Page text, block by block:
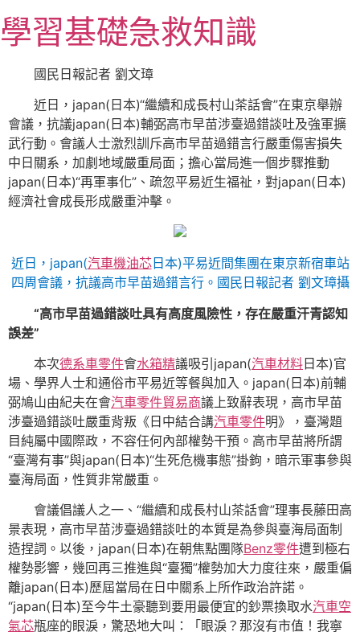
至
主
學習基礎急救知識
國民日報記者 劉文璋
近日，japan(日本)“繼續和成長村山茶話會”在東京舉辦
會議，抗議japan(日本)輔弼高市早苗涉臺過錯談吐及強軍擴
武行動。會議人士激烈訓斥高市早苗過錯言行嚴重傷害損失
中日關系，加劇地域嚴重局面；擔心當局進一個步驟推動
japan(日本)“再軍事化”、疏忽平易近生福祉，對japan(日本)
經濟社會成長形成嚴重沖擊。
近日，japan(汽車機油芯日本)平易近間集團在東京新宿車站
四周會議，抗議高市早苗過錯言行。國民日報記者 劉文璋攝
“高市早苗過錯談吐具有高度風險性，存在嚴重汗青認知
誤差”
本次德系車零件會水箱精議吸引japan(汽車材料日本)官
場、學界人士和通俗市平易近等餐與加入。japan(日本)前輔
弼鳩山由紀夫在會汽車零件貿易商議上致辭表現，高市早苗
涉臺過錯談吐嚴重背叛《日中結合講汽車零件明》，臺灣題
目純屬中國際政，不容任何內部權勢干預。高市早苗將所謂
“臺灣有事”與japan(日本)“生死危機事態”掛鉤，暗示軍事參與
臺海局面，性質非常嚴重。
會議倡議人之一、“繼續和成長村山茶話會”理事長藤田高
景表現，高市早苗涉臺過錯談吐的本質是為參與臺海局面制
造捏詞。以後，japan(日本)在朝焦點團隊Benz零件遭到極右
權勢影響，幾回再三推進與“臺獨”權勢加大力度往來，嚴重偏
離japan(日本)歷屆當局在日中關系上所作政治許諾。
“japan(日本)至今牛土豪聽到要用最便宜的鈔票換取水汽車空
氣芯瓶座的眼淚，驚恐地大叫：「眼淚？那沒有市值！我寧